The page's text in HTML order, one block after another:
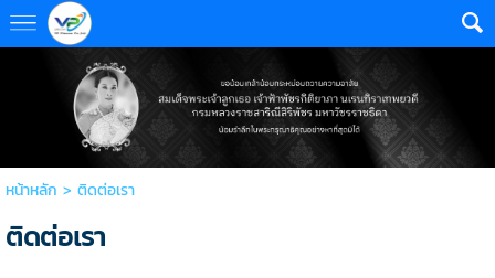
หน้าหลัก > ติดต่อเรา
ติดต่อเรา